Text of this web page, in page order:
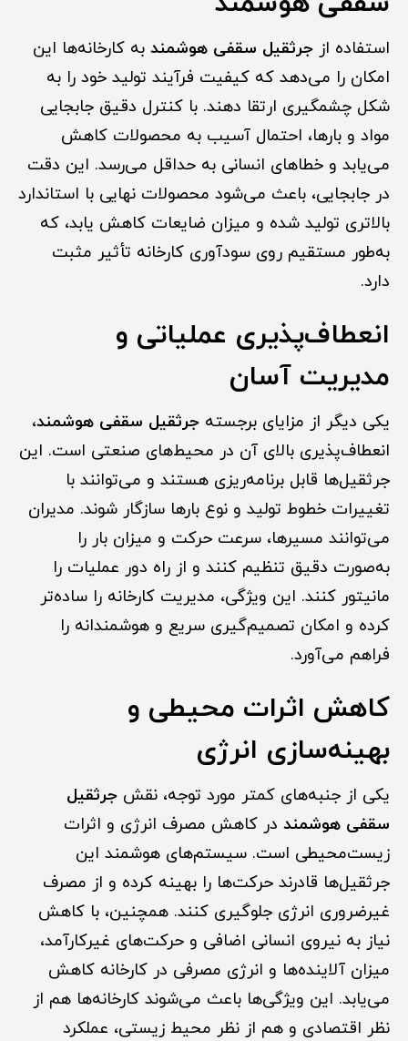
استفاده از جرثقیل سقفی هوشمند به کارخانه‌ها این
امکان را می‌دهد که کیفیت فرآیند تولید خود را به
شکل چشمگیری ارتقا دهند. با کنترل دقیق جابجایی
مواد و بارها، احتمال آسیب به محصولات کاهش
می‌یابد و خطاهای انسانی به حداقل می‌رسد. این دقت
در جابجایی، باعث می‌شود محصولات نهایی با استاندارد
بالاتری تولید شده و میزان ضایعات کاهش یابد، که
به‌طور مستقیم روی سودآوری کارخانه تأثیر مثبت
دارد.
انعطاف‌پذیری عملیاتی و
مدیریت آسان
یکی دیگر از مزایای برجسته جرثقیل سقفی هوشمند،
انعطاف‌پذیری بالای آن در محیط‌های صنعتی است. این
جرثقیل‌ها قابل برنامه‌ریزی هستند و می‌توانند با
تغییرات خطوط تولید و نوع بارها سازگار شوند. مدیران
می‌توانند مسیرها، سرعت حرکت و میزان بار را
به‌صورت دقیق تنظیم کنند و از راه دور عملیات را
مانیتور کنند. این ویژگی، مدیریت کارخانه را ساده‌تر
کرده و امکان تصمیم‌گیری سریع و هوشمندانه را
فراهم می‌آورد.
کاهش اثرات محیطی و
بهینه‌سازی انرژی
یکی از جنبه‌های کمتر مورد توجه، نقش جرثقیل
سقفی هوشمند در کاهش مصرف انرژی و اثرات
زیست‌محیطی است. سیستم‌های هوشمند این
جرثقیل‌ها قادرند حرکت‌ها را بهینه کرده و از مصرف
غیرضروری انرژی جلوگیری کنند. همچنین، با کاهش
نیاز به نیروی انسانی اضافی و حرکت‌های غیرکارآمد،
میزان آلاینده‌ها و انرژی مصرفی در کارخانه کاهش
می‌یابد. این ویژگی‌ها باعث می‌شوند کارخانه‌ها هم از
نظر اقتصادی و هم از نظر محیط زیستی، عملکرد